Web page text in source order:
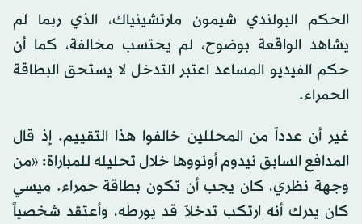
الحكم البولندي شيمون مارتشينياك، الذي ربما لم
يشاهد الواقعة بوضوح، لم يحتسب مخالفة، كما أن
حكم الفيديو المساعد اعتبر التدخل لا يستحق البطاقة
الحمراء.
غير أن عدداً من المحللين خالفوا هذا التقييم. إذ قال
المدافع السابق نيدوم أونووها خلال تحليله للمباراة: «من
وجهة نظري، كان يجب أن تكون بطاقة حمراء. ميسي
كان يدرك أنه ارتكب تدخلاً قد يورطه، وأعتقد شخصياً